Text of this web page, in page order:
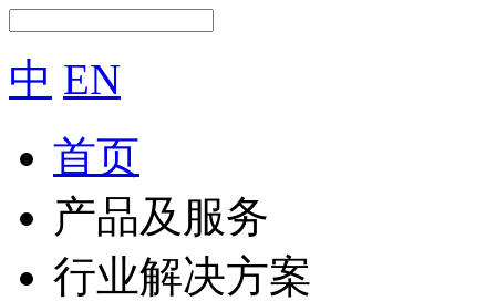
中 EN
首页
产品及服务
行业解决方案